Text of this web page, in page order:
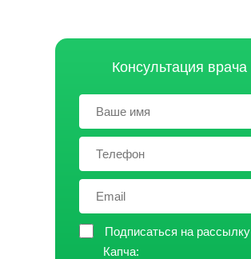
Консультация врача
Подписаться на рассылку
Капча: